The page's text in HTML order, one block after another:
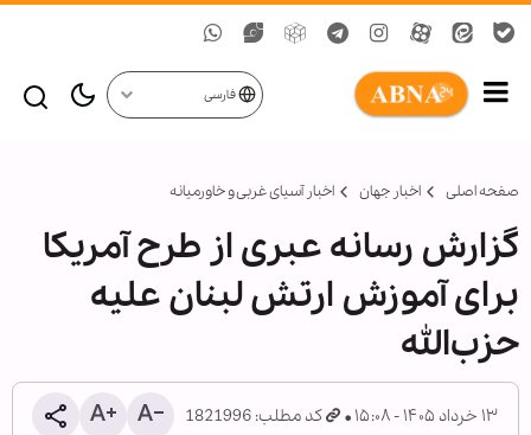
فارسی
صفحه اصلی اخبار جهان اخبار آسیای غربی و خاورمیانه
گزارش رسانه عبری از طرح آمریکا
برای آموزش ارتش لبنان علیه
حزب‌الله
۱۳ خرداد ۱۴۰۵ - ۱۵:۰۸ کد مطلب: 1821996